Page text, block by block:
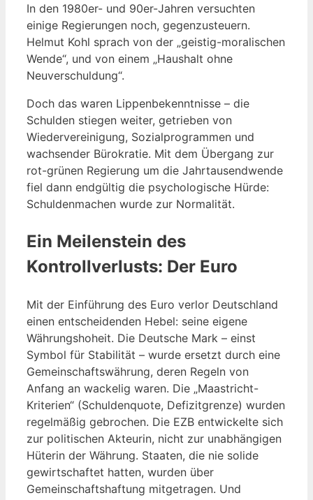
In den 1980er- und 90er-Jahren versuchten
einige Regierungen noch, gegenzusteuern.
Helmut Kohl sprach von der „geistig-moralischen
Wende“, und von einem „Haushalt ohne
Neuverschuldung“.
Doch das waren Lippenbekenntnisse – die
Schulden stiegen weiter, getrieben von
Wiedervereinigung, Sozialprogrammen und
wachsender Bürokratie. Mit dem Übergang zur
rot-grünen Regierung um die Jahrtausendwende
fiel dann endgültig die psychologische Hürde:
Schuldenmachen wurde zur Normalität.
Ein Meilenstein des
Kontrollverlusts: Der Euro
Mit der Einführung des Euro verlor Deutschland
einen entscheidenden Hebel: seine eigene
Währungshoheit. Die Deutsche Mark – einst
Symbol für Stabilität – wurde ersetzt durch eine
Gemeinschaftswährung, deren Regeln von
Anfang an wackelig waren. Die „Maastricht-
Kriterien“ (Schuldenquote, Defizitgrenze) wurden
regelmäßig gebrochen. Die EZB entwickelte sich
zur politischen Akteurin, nicht zur unabhängigen
Hüterin der Währung. Staaten, die nie solide
gewirtschaftet hatten, wurden über
Gemeinschaftshaftung mitgetragen. Und